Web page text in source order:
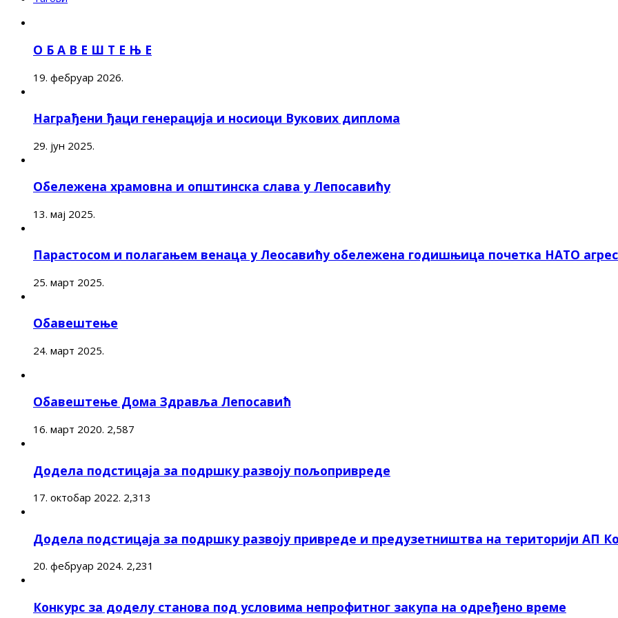
О Б А В Е Ш Т Е Њ Е
19. фебруар 2026.
Награђени ђаци генерација и носиоци Вукових диплома
29. јун 2025.
Обележена храмовна и општинска слава у Лепосавићу
13. мај 2025.
Парастосом и полагањем венаца у Леосавићу обележена годишњица почетка НАТО
25. март 2025.
Обавештење
24. март 2025.
Обавештење Дома Здравља Лепосавић
16. март 2020. 2,587
Додела подстицаја за подршку развоју пољопривреде
17. октобар 2022. 2,313
Додела подстицаја за подршку развоју привреде и предузетништва на територији АП
20. фебруар 2024. 2,231
Конкурс за доделу станова под условима непрофитног закупа на одређено време